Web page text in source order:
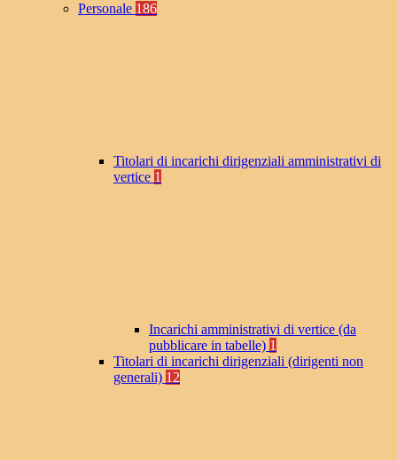
Personale 186
Titolari di incarichi dirigenziali amministrativi di
vertice 1
Incarichi amministrativi di vertice (da
pubblicare in tabelle) 1
Titolari di incarichi dirigenziali (dirigenti non
generali) 12